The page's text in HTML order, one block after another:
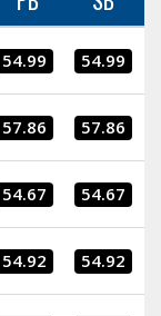
54.99 54.99
57.86 57.86
54.67 54.67
54.92 54.92